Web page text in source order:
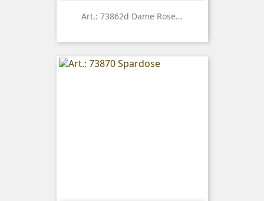
Art.: 73862d Dame Rose...